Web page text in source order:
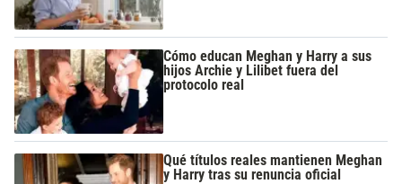
Cómo educan Meghan y Harry a sus
hijos Archie y Lilibet fuera del
protocolo real
Qué títulos reales mantienen Meghan
y Harry tras su renuncia oficial